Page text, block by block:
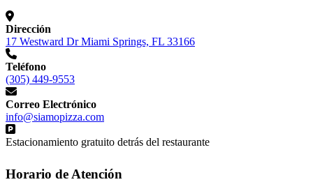
Dirección
17 Westward Dr Miami Springs, FL 33166
Teléfono
(305) 449-9553
Correo Electrónico
info@siamopizza.com
Estacionamiento gratuito detrás del restaurante
Horario de Atención